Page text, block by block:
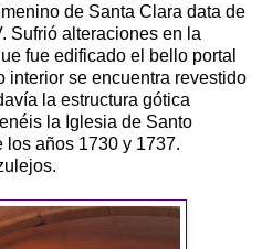
de Santa Clara data de
Sufrió alteraciones en la
fue edificado el bello portal
interior se encuentra revestido
la estructura gótica
la Iglesia de Santo
los años 1730 y 1737.